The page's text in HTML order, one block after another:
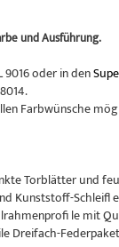
und Ausführung.
oder in den
Farbwünsche
Torblätter und
Kunststoff-Schleifl
le mit
Dreifach-